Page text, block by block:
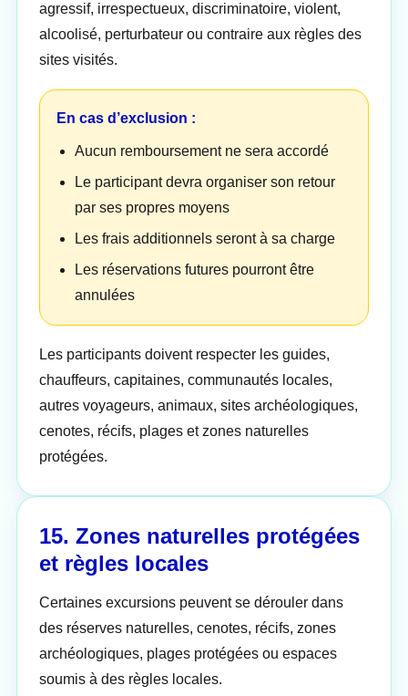
agressif, irrespectueux, discriminatoire, violent,
alcoolisé, perturbateur ou contraire aux règles des
sites visités.
En cas d’exclusion :
Aucun remboursement ne sera accordé
Le participant devra organiser son retour
par ses propres moyens
Les frais additionnels seront à sa charge
Les réservations futures pourront être
annulées
Les participants doivent respecter les guides,
chauffeurs, capitaines, communautés locales,
autres voyageurs, animaux, sites archéologiques,
cenotes, récifs, plages et zones naturelles
protégées.
15. Zones naturelles protégées
et règles locales
Certaines excursions peuvent se dérouler dans
des réserves naturelles, cenotes, récifs, zones
archéologiques, plages protégées ou espaces
soumis à des règles locales.